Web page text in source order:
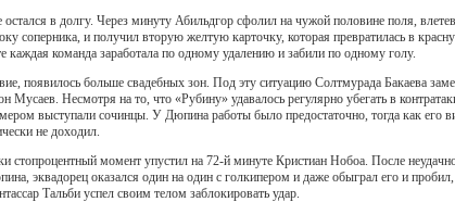
остался в долгу. Через минуту Абильдгор сфолил на чужой половине поля,
соперника, и получил вторую желтую карточку, которая превратилась в
каждая команда заработала по одному удалению и забили по одному голу.
появилось больше свадебных зон. Под эту ситуацию Солтмурада Бакаева
Мусаев. Несмотря на то, что «Рубину» удавалось регулярно убегать в
выступали сочинцы. У Дюпина работы было предостаточно, тогда как его
не доходил.
стопроцентный момент упустил на 72-й минуте Кристиан Нобоа. После
эквадорец оказался один на один с голкипером и даже обыграл его и пробил,
Тальби успел своим телом заблокировать удар.